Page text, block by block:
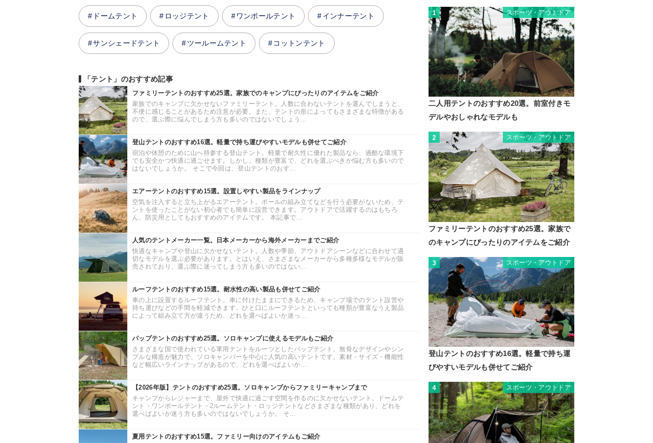
ドームテント ロッジテント ワンポールテント インナーテント
サンシェードテント ツールームテント コットンテント
「テント」のおすすめ記事
ファミリーテントのおすすめ25選。家族でのキャンプにぴったりのアイテムをご紹介
家族でのキャンプに欠かせないファミリーテント。人数に合わないテントを選んでしまうと、
不便に感じることがあるため注意が必要。また、テントの形によってもさまざまな特徴がある
ので、選ぶ際に悩んでしまう方も多いのではないでしょう...
登山テントのおすすめ16選。軽量で持ち運びやすいモデルも併せてご紹介
宿泊や休憩のために山へ持参する登山テント。軽量で耐久性に優れた製品なら、過酷な環境下
でも安全かつ快適に過ごせます。しかし、種類が豊富で、どれを選ぶべきか悩む方も多いので
はないでしょうか。 そこで今回は、登山テントのおす...
エアーテントのおすすめ15選。設置しやすい製品をラインナップ
空気を注入すると立ち上がるエアーテント。ポールの組み立てなどを行う必要がないため、テ
ントを使ったことがない初心者でも簡単に設営できます。アウトドアで活躍するのはもちろ
ん、防災用としてもおすすめのアイテムです。 本記事で...
人気のテントメーカー一覧。日本メーカーから海外メーカーまでご紹介
快適なキャンプや登山に欠かせないテント。人数や季節、アウトドアシーンなどに合わせて適
切なモデルを選ぶ必要があります。とはいえ、さまざまなメーカーから多種多様なモデルが販
売されており、選ぶ際に迷ってしまう方も多いのではない...
ルーフテントのおすすめ15選。耐水性の高い製品も併せてご紹介
車の上に設置するルーフテント。車に付けたままにできるため、キャンプ場でのテント設営や
持ち運びなどの手間を軽減できます。ひと口にルーフテントといっても種類が豊富なうえ製品
によって組み立て方が違うため、どれを選べばよいか迷っ...
パップテントのおすすめ25選。ソロキャンプに使えるモデルもご紹介
さまざまな国で使われている軍用テントをルーツとしたパップテント。無骨なデザインやシン
プルな構造が魅力で、ソロキャンパーを中心に人気の高いテントです。素材・サイズ・機能性
など幅広いラインナップがあるので、どれを選べばよいか...
【2026年版】テントのおすすめ25選。ソロキャンプからファミリーキャンプまで
キャンプからレジャーまで、屋外で快適に過ごす空間を作るのに欠かせないテント。ドームテ
ント・ワンポールテント・2ルームテント・ロッジテントなどさまざまな種類があり、どれを
選べばよいか迷う方も多いのではないでしょうか。 そ...
夏用テントのおすすめ15選。ファミリー向けのアイテムもご紹介
1 スポーツ・アウトドア
二人用テントのおすすめ20選。前室付きモ
デルやおしゃれなモデルも
2 スポーツ・アウトドア
ファミリーテントのおすすめ25選。家族で
のキャンプにぴったりのアイテムをご紹介
3 スポーツ・アウトドア
登山テントのおすすめ16選。軽量で持ち運
びやすいモデルも併せてご紹介
4 スポーツ・アウトドア